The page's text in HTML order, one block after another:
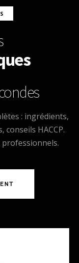
: ingrédients,
HACCP.
professionnels.